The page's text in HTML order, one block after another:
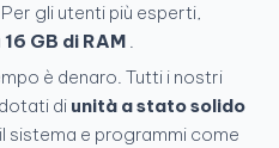
. Per gli utenti più esperti,
16 GB di RAM
è denaro. Tutti i nostri
di unità a stato solido
sistema e programmi come